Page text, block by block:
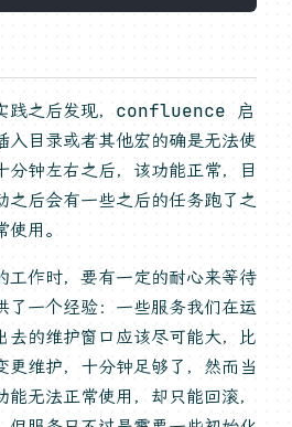
践之后发现，confluence 启
入目录或者其他宏的确是无法使
分钟左右之后，该功能正常，目
之后会有一些之后的任务跑了之
用。
工作时，要有一定的耐心来等待
了一个经验：一些服务我们在运
去的维护窗口应该尽可能大，比
更维护，十分钟足够了，然而当
无法正常使用，却只能回滚，